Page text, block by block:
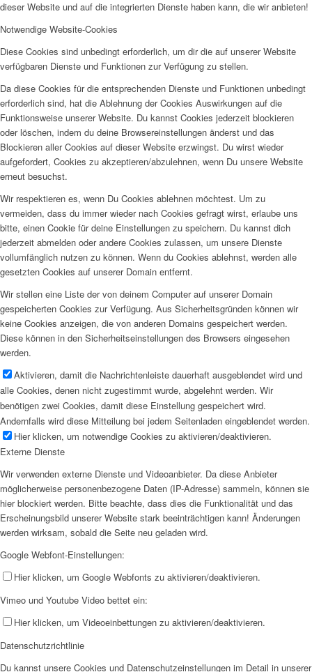
dieser Website und auf die integrierten Dienste haben kann, die wir anbieten!
Notwendige Website-Cookies
Diese Cookies sind unbedingt erforderlich, um dir die auf unserer Website
verfügbaren Dienste und Funktionen zur Verfügung zu stellen.
Da diese Cookies für die entsprechenden Dienste und Funktionen unbedingt
erforderlich sind, hat die Ablehnung der Cookies Auswirkungen auf die
Funktionsweise unserer Website. Du kannst Cookies jederzeit blockieren
oder löschen, indem du deine Browsereinstellungen änderst und das
Blockieren aller Cookies auf dieser Website erzwingst. Du wirst wieder
aufgefordert, Cookies zu akzeptieren/abzulehnen, wenn Du unsere Website
erneut besuchst.
Wir respektieren es, wenn Du Cookies ablehnen möchtest. Um zu
vermeiden, dass du immer wieder nach Cookies gefragt wirst, erlaube uns
bitte, einen Cookie für deine Einstellungen zu speichern. Du kannst dich
jederzeit abmelden oder andere Cookies zulassen, um unsere Dienste
vollumfänglich nutzen zu können. Wenn du Cookies ablehnst, werden alle
gesetzten Cookies auf unserer Domain entfernt.
Wir stellen eine Liste der von deinem Computer auf unserer Domain
gespeicherten Cookies zur Verfügung. Aus Sicherheitsgründen können wir
keine Cookies anzeigen, die von anderen Domains gespeichert werden.
Diese können in den Sicherheitseinstellungen des Browsers eingesehen
werden.
Aktivieren, damit die Nachrichtenleiste dauerhaft ausgeblendet wird und
alle Cookies, denen nicht zugestimmt wurde, abgelehnt werden. Wir
benötigen zwei Cookies, damit diese Einstellung gespeichert wird.
Andernfalls wird diese Mitteilung bei jedem Seitenladen eingeblendet werden.
Hier klicken, um notwendige Cookies zu aktivieren/deaktivieren.
Externe Dienste
Wir verwenden externe Dienste und Videoanbieter. Da diese Anbieter
möglicherweise personenbezogene Daten (IP-Adresse) sammeln, können sie
hier blockiert werden. Bitte beachte, dass dies die Funktionalität und das
Erscheinungsbild unserer Website stark beeinträchtigen kann! Änderungen
werden wirksam, sobald die Seite neu geladen wird.
Google Webfont-Einstellungen:
Hier klicken, um Google Webfonts zu aktivieren/deaktivieren.
Vimeo und Youtube Video bettet ein:
Hier klicken, um Videoeinbettungen zu aktivieren/deaktivieren.
Datenschutzrichtlinie
Du kannst unsere Cookies und Datenschutzeinstellungen im Detail in unserer